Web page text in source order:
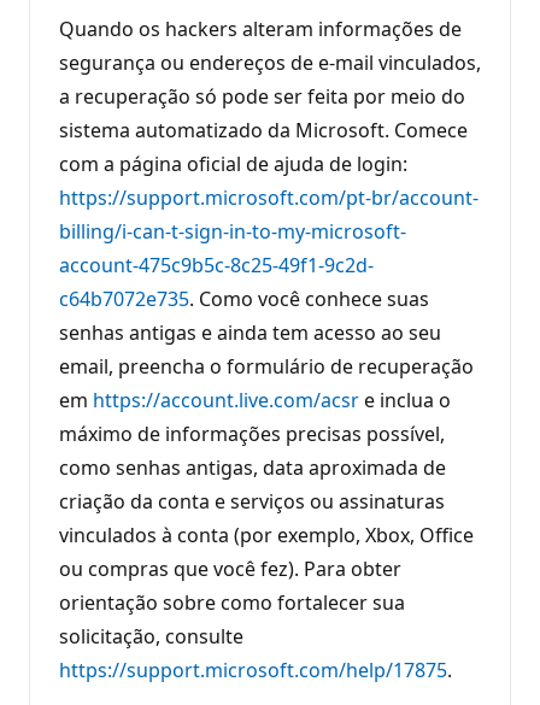
e
p
u
a
ã
Quando os hackers alteram informações de
segurança ou endereços de e-mail vinculados,
a recuperação só pode ser feita por meio do
sistema automatizado da Microsoft. Comece
com a página oficial de ajuda de login:
https://support.microsoft.com/pt-br/account-
billing/i-can-t-sign-in-to-my-microsoft-
account-475c9b5c-8c25-49f1-9c2d-
c64b7072e735. Como você conhece suas
senhas antigas e ainda tem acesso ao seu
email, preencha o formulário de recuperação
em https://account.live.com/acsre inclua o
máximo de informações precisas possível,
como senhas antigas, data aproximada de
criação da conta e serviços ou assinaturas
vinculados à conta (por exemplo, Xbox, Office
ou compras que você fez). Para obter
orientação sobre como fortalecer sua
solicitação, consulte
https://support.microsoft.com/help/17875.